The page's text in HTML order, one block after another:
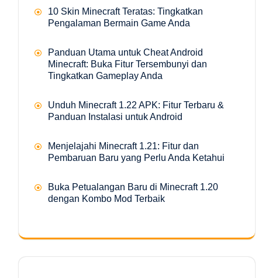
10 Skin Minecraft Teratas: Tingkatkan
Pengalaman Bermain Game Anda
Panduan Utama untuk Cheat Android
Minecraft: Buka Fitur Tersembunyi dan
Tingkatkan Gameplay Anda
Unduh Minecraft 1.22 APK: Fitur Terbaru &
Panduan Instalasi untuk Android
Menjelajahi Minecraft 1.21: Fitur dan
Pembaruan Baru yang Perlu Anda Ketahui
Buka Petualangan Baru di Minecraft 1.20
dengan Kombo Mod Terbaik